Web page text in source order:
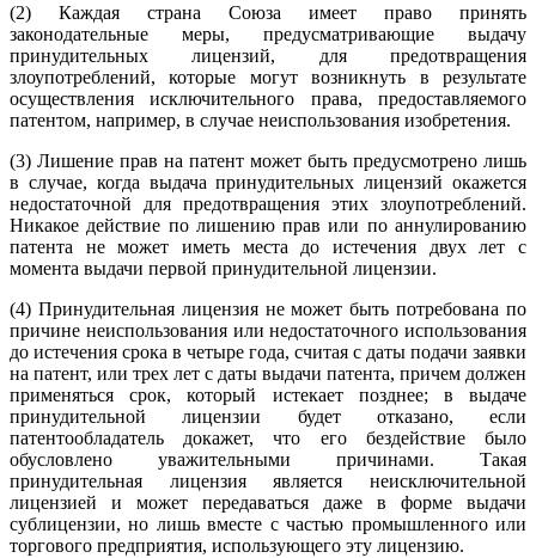
(2) Каждая страна Союза имеет право принять
законодательные меры, предусматривающие выдачу
принудительных лицензий, для предотвращения
злоупотреблений, которые могут возникнуть в результате
осуществления исключительного права, предоставляемого
патентом, например, в случае неиспользования изобретения.
(3) Лишение прав на патент может быть предусмотрено лишь
в случае, когда выдача принудительных лицензий окажется
недостаточной для предотвращения этих злоупотреблений.
Никакое действие по лишению прав или по аннулированию
патента не может иметь места до истечения двух лет с
момента выдачи первой принудительной лицензии.
(4) Принудительная лицензия не может быть потребована по
причине неиспользования или недостаточного использования
до истечения срока в четыре года, считая с даты подачи заявки
на патент, или трех лет с даты выдачи патента, причем должен
применяться срок, который истекает позднее; в выдаче
принудительной лицензии будет отказано, если
патентообладатель докажет, что его бездействие было
обусловлено уважительными причинами. Такая
принудительная лицензия является неисключительной
лицензией и может передаваться даже в форме выдачи
сублицензии, но лишь вместе с частью промышленного или
торгового предприятия, использующего эту лицензию.